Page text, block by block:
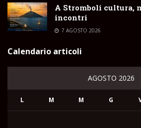
A Stromboli cultura,
incontri
7 AGOSTO 2026
Calendario articoli
AGOSTO 2026
L M M G